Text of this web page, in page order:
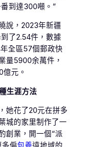
到達300噸。”
說，2023年新疆
了2.54件，數據
全區57個郵政快
量5900余萬件，
元。
生涯方法
她花了20元在拼多
城的家里制作了一
創業，開一個“派